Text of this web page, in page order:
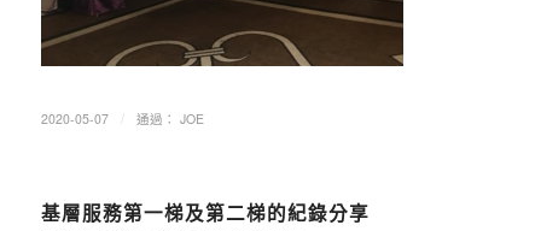
2020-05-07 通過： JOE
基層服務第一梯及第二梯的紀錄分享